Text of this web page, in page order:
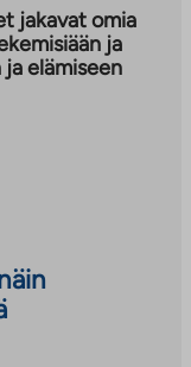
jakavat omia
ja
elämiseen